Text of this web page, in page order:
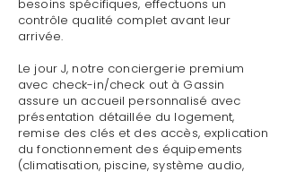
besoins spécifiques, effectuons un
contrôle qualité complet avant leur
arrivée.
Le jour J, notre conciergerie premium
avec check-in/check out à Gassin
assure un accueil personnalisé avec
présentation détaillée du logement,
remise des clés et des accès, explication
du fonctionnement des équipements
(climatisation, piscine, système audio,